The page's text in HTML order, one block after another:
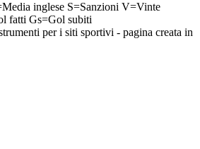
inglese S=Sanzioni V=Vinte
fatti Gs=Gol subiti
per i siti sportivi - pagina creata in